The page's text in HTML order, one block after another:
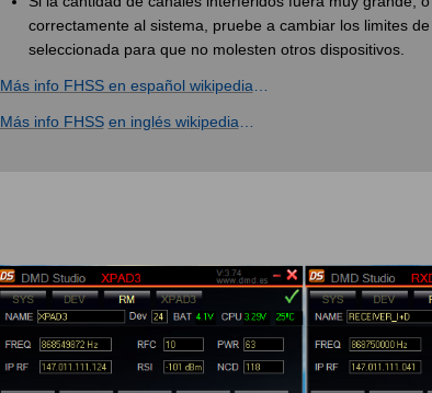
correctamente al sistema, pruebe a cambiar los limites
seleccionada para que no molesten otros dispositivos.
Más info FHSS en español wikipedia
Más info FHSS en inglés wikipedia